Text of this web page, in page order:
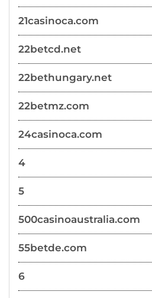
21casinoca.com
22betcd.net
22bethungary.net
22betmz.com
24casinoca.com
4
5
500casinoaustralia.com
55betde.com
6